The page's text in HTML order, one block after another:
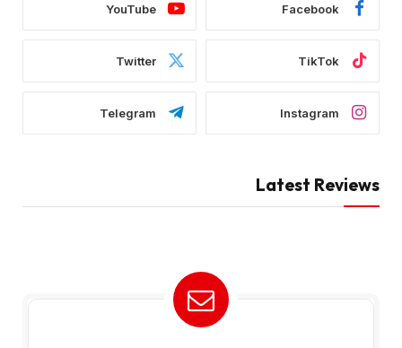
Facebook
YouTube
TikTok
Twitter
Instagram
Telegram
Latest Reviews